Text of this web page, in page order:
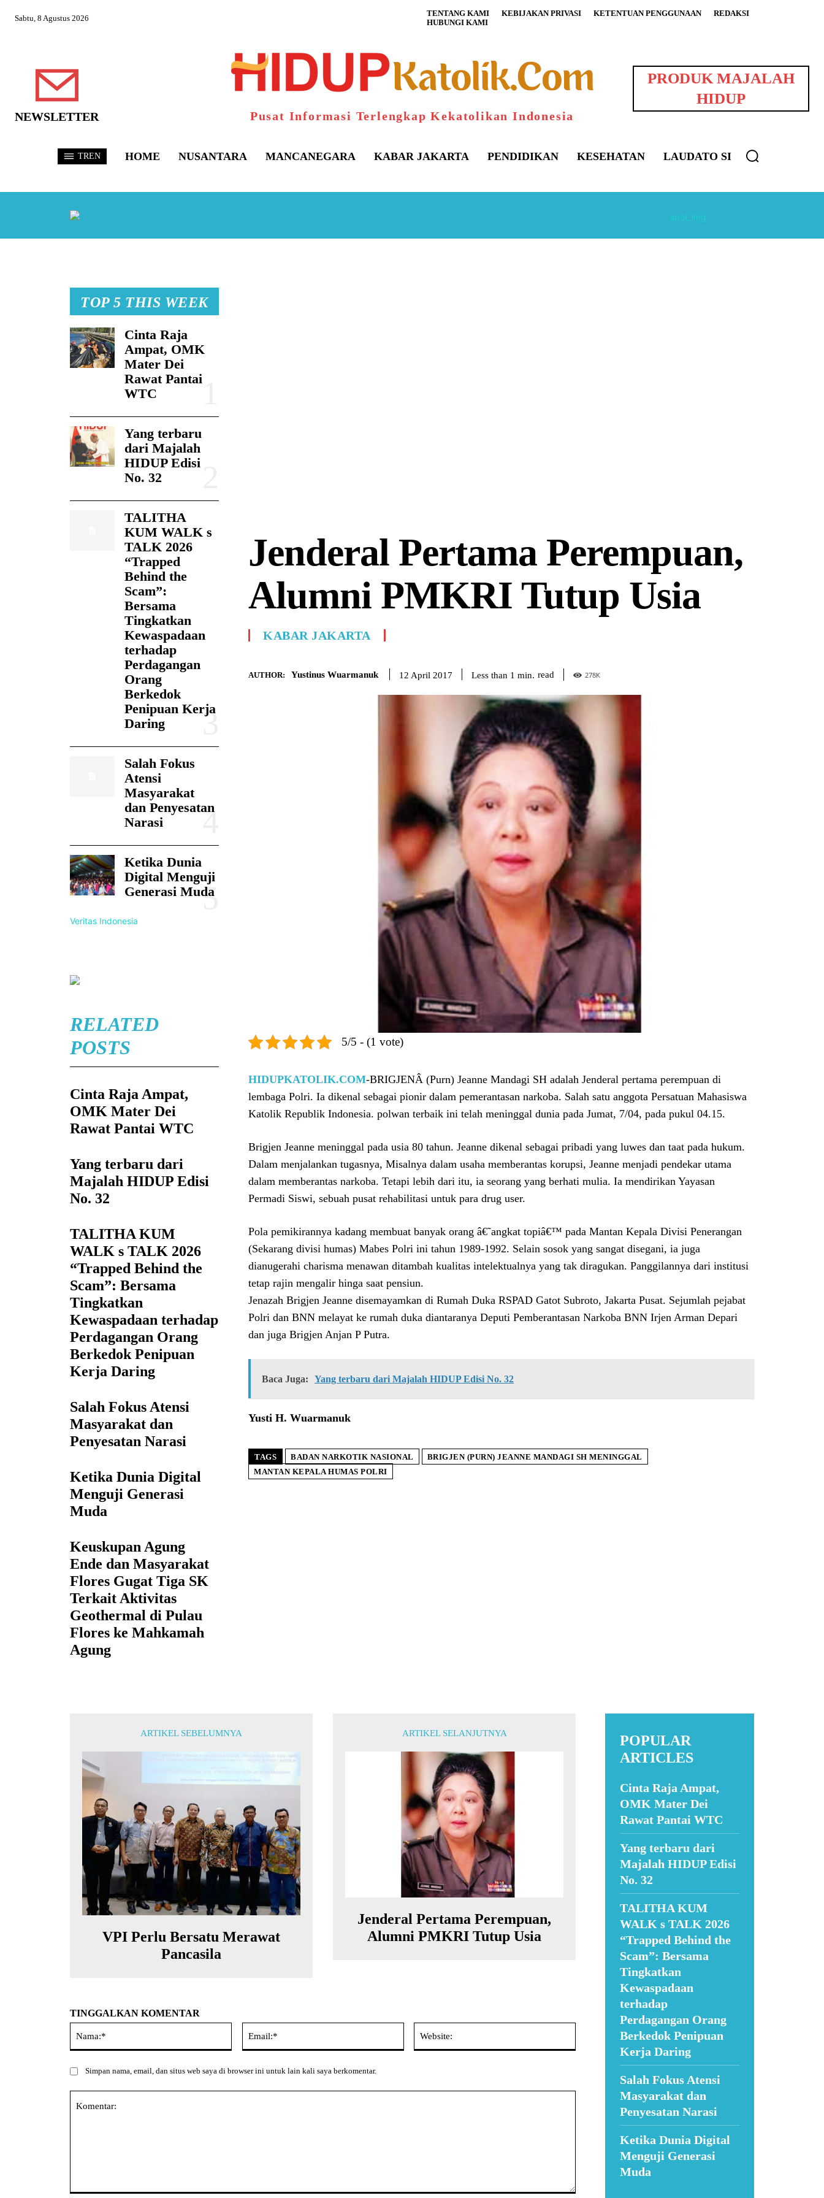
Sabtu, 8 Agustus 2026 TENTANG KAMI KEBIJAKAN PRIVASI KETENTUAN PENGGUNAAN
REDAKSI
HUBUNGI KAMI
NEWSLETTER Pusat Informasi Terlengkap Kekatolikan Indonesia
PRODUK MAJALAH
HIDUP
TREN HOME NUSANTARA MANCANEGARA KABAR JAKARTA PENDIDIKAN KESEHATAN LAUDATO SI
TOP 5 THIS WEEK
Cinta Raja
Ampat, OMK
Mater Dei
Rawat Pantai
WTC
Yang terbaru
dari Majalah
HIDUP Edisi
No. 32
TALITHA
KUM WALK s
TALK 2026
“Trapped
Behind the
Scam”:
Bersama
Tingkatkan
Kewaspadaan
terhadap
Perdagangan
Orang
Berkedok
Penipuan Kerja
Daring
Salah Fokus
Atensi
Masyarakat
dan Penyesatan
Narasi
Ketika Dunia
Digital Menguji
Generasi Muda
Veritas Indonesia
RELATED
POSTS
Cinta Raja Ampat,
OMK Mater Dei
Rawat Pantai WTC
Yang terbaru dari
Majalah HIDUP Edisi
No. 32
TALITHA KUM
WALK s TALK 2026
“Trapped Behind the
Scam”: Bersama
Tingkatkan
Kewaspadaan terhadap
Perdagangan Orang
Berkedok Penipuan
Kerja Daring
Salah Fokus Atensi
Masyarakat dan
Penyesatan Narasi
Ketika Dunia Digital
Menguji Generasi
Muda
Keuskupan Agung
Ende dan Masyarakat
Flores Gugat Tiga SK
Terkait Aktivitas
Geothermal di Pulau
Flores ke Mahkamah
Agung
Jenderal Pertama Perempuan,
Alumni PMKRI Tutup Usia
KABAR JAKARTA
AUTHOR: Yustinus Wuarmanuk 12 April 2017 Less than 1 min. read 278K
5/5 - (1 vote)
HIDUPKATOLIK.COM-BRIGJENÂ (Purn) Jeanne Mandagi SH adalah Jenderal pertama perempuan di
lembaga Polri. Ia dikenal sebagai pionir dalam pemerantasan narkoba. Salah satu anggota Persatuan Mahasiswa
Katolik Republik Indonesia. polwan terbaik ini telah meninggal dunia pada Jumat, 7/04, pada pukul 04.15.
Brigjen Jeanne meninggal pada usia 80 tahun. Jeanne dikenal sebagai pribadi yang luwes dan taat pada hukum.
Dalam menjalankan tugasnya, Misalnya dalam usaha memberantas korupsi, Jeanne menjadi pendekar utama
dalam memberantas narkoba. Tetapi lebih dari itu, ia seorang yang berhati mulia. Ia mendirikan Yayasan
Permadi Siswi, sebuah pusat rehabilitasi untuk para drug user.
Pola pemikirannya kadang membuat banyak orang â€˜angkat topiâ€™ pada Mantan Kepala Divisi Penerangan
(Sekarang divisi humas) Mabes Polri ini tahun 1989-1992. Selain sosok yang sangat disegani, ia juga
dianugerahi charisma menawan ditambah kualitas intelektualnya yang tak diragukan. Panggilannya dari institusi
tetap rajin mengalir hinga saat pensiun.
Jenazah Brigjen Jeanne disemayamkan di Rumah Duka RSPAD Gatot Subroto, Jakarta Pusat. Sejumlah pejabat
Polri dan BNN melayat ke rumah duka diantaranya Deputi Pemberantasan Narkoba BNN Irjen Arman Depari
dan juga Brigjen Anjan P Putra.
Baca Juga: Yang terbaru dari Majalah HIDUP Edisi No. 32
Yusti H. Wuarmanuk
TAGS BADAN NARKOTIK NASIONAL
BRIGJEN (PURN) JEANNE MANDAGI SH MENINGGAL
MANTAN KEPALA HUMAS POLRI
ARTIKEL SEBELUMNYA
VPI Perlu Bersatu Merawat
Pancasila
ARTIKEL SELANJUTNYA
Jenderal Pertama Perempuan,
Alumni PMKRI Tutup Usia
TINGGALKAN KOMENTAR
Simpan nama, email, dan situs web saya di browser ini untuk lain kali saya berkomentar.
POPULAR
ARTICLES
Cinta Raja Ampat,
OMK Mater Dei
Rawat Pantai WTC
Yang terbaru dari
Majalah HIDUP Edisi
No. 32
TALITHA KUM
WALK s TALK 2026
“Trapped Behind the
Scam”: Bersama
Tingkatkan
Kewaspadaan
terhadap
Perdagangan Orang
Berkedok Penipuan
Kerja Daring
Salah Fokus Atensi
Masyarakat dan
Penyesatan Narasi
Ketika Dunia Digital
Menguji Generasi
Muda